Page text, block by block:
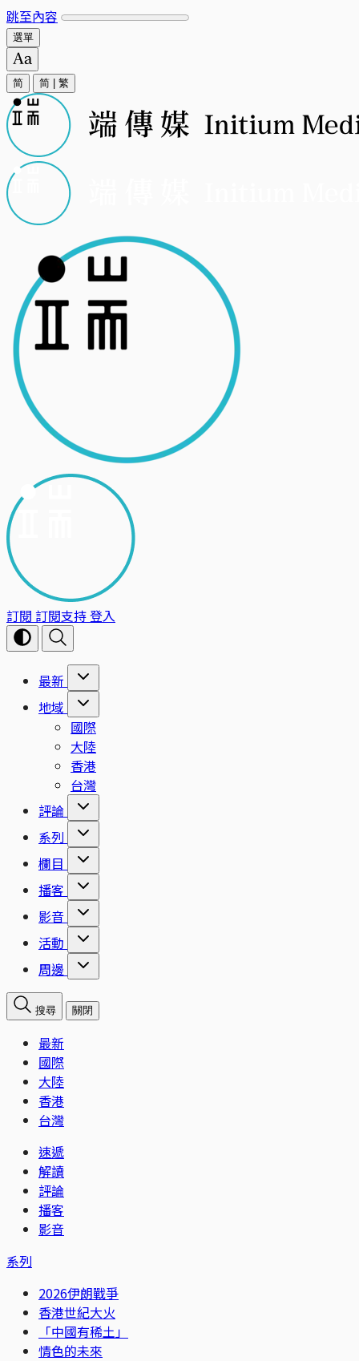
跳至內容
選單
简 简 繁
訂閱 訂閱支持登入
最新
地域
國際
大陸
香港
台灣
評論
系列
欄目
播客
影音
活動
周邊
搜尋 關閉
最新
國際
大陸
香港
台灣
速遞
解讀
評論
播客
影音
系列
2026伊朗戰爭
香港世紀大火
「中國有稀土」
情色的未來